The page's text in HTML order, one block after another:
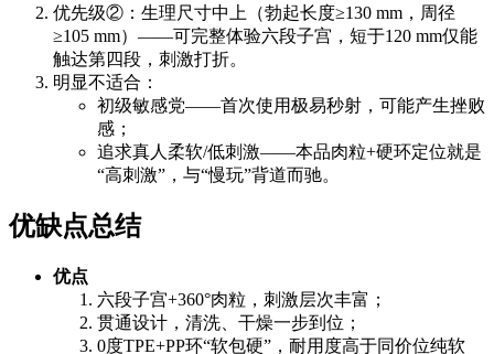
优先级②：生理尺寸中上（勃起长度≥130 mm，周径
≥105 mm）——可完整体验六段子宫，短于120 mm仅能
触达第四段，刺激打折。
明显不适合：
初级敏感党——首次使用极易秒射，可能产生挫败
感；
追求真人柔软/低刺激——本品肉粒+硬环定位就是
“高刺激”，与“慢玩”背道而驰。
优缺点总结
优点
六段子宫+360°肉粒，刺激层次丰富；
贯通设计，清洗、干燥一步到位；
0度TPE+PP环“软包硬”，耐用度高于同价位纯软